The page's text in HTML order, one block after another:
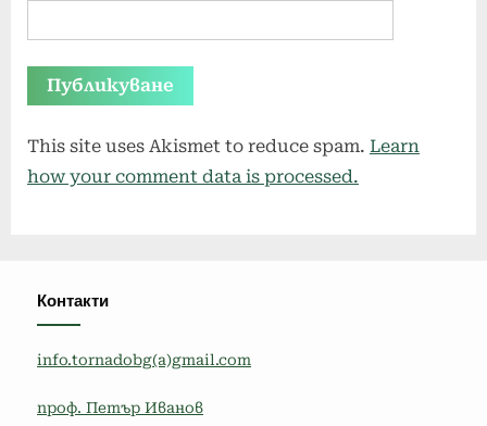
This site uses Akismet to reduce spam. Learn
how your comment data is processed.
Контакти
info.tornadobg(a)gmail.com
проф. Петър Иванов